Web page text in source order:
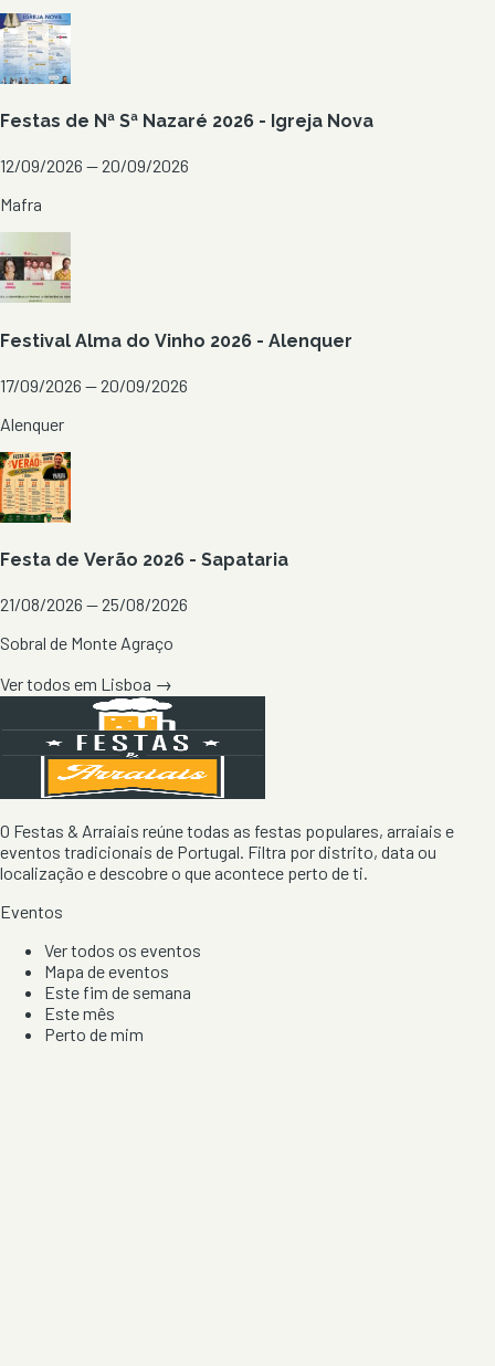
Festas de Nª Sª Nazaré 2026 - Igreja Nova
12/09/2026 — 20/09/2026
Mafra
Festival Alma do Vinho 2026 - Alenquer
17/09/2026 — 20/09/2026
Alenquer
Festa de Verão 2026 - Sapataria
21/08/2026 — 25/08/2026
Sobral de Monte Agraço
Ver todos em Lisboa →
O Festas & Arraiais reúne todas as festas populares, arraiais e
eventos tradicionais de Portugal. Filtra por distrito, data ou
localização e descobre o que acontece perto de ti.
Eventos
Ver todos os eventos
Mapa de eventos
Este fim de semana
Este mês
Perto de mim